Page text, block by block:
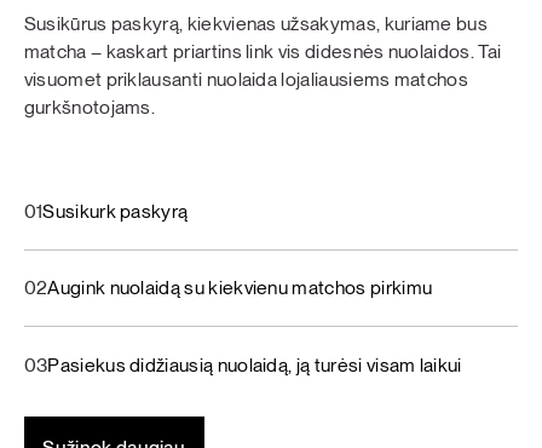
Susikūrus paskyrą, kiekvienas užsakymas, kuriame bus
matcha – kaskart priartins link vis didesnės nuolaidos. Tai
visuomet priklausanti nuolaida lojaliausiems matchos
gurkšnotojams.
01Susikurk paskyrą
02Augink nuolaidą su kiekvienu matchos pirkimu
03Pasiekus didžiausią nuolaidą, ją turėsi visam laikui